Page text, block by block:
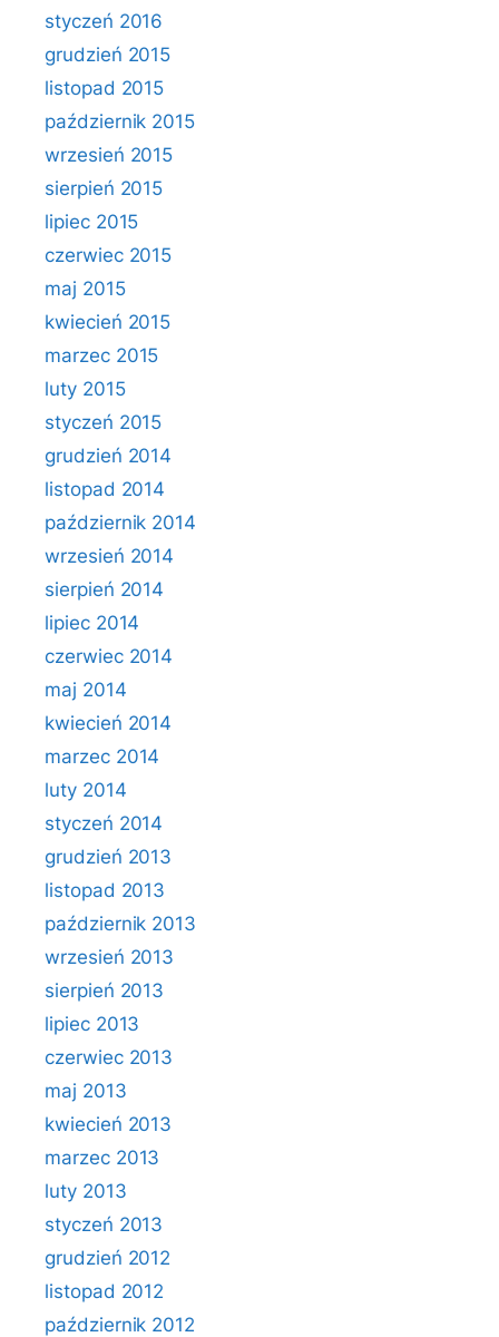
styczeń 2016
grudzień 2015
listopad 2015
październik 2015
wrzesień 2015
sierpień 2015
lipiec 2015
czerwiec 2015
maj 2015
kwiecień 2015
marzec 2015
luty 2015
styczeń 2015
grudzień 2014
listopad 2014
październik 2014
wrzesień 2014
sierpień 2014
lipiec 2014
czerwiec 2014
maj 2014
kwiecień 2014
marzec 2014
luty 2014
styczeń 2014
grudzień 2013
listopad 2013
październik 2013
wrzesień 2013
sierpień 2013
lipiec 2013
czerwiec 2013
maj 2013
kwiecień 2013
marzec 2013
luty 2013
styczeń 2013
grudzień 2012
listopad 2012
październik 2012